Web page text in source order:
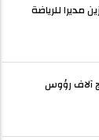
مديرا للرياضة
آلاف رؤوس